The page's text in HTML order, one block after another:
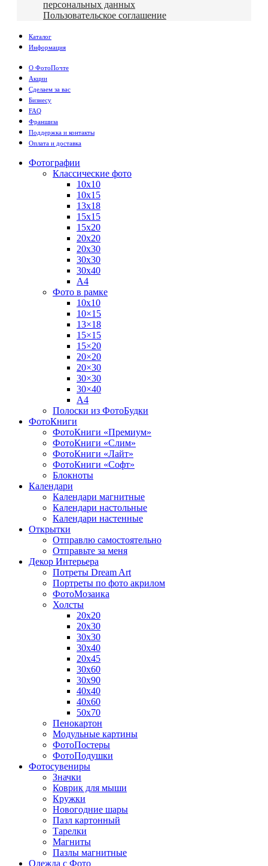
персональных данных
Пользовательское соглашение
Каталог
Информация
О ФотоПочте
Акции
Сделаем за вас
Бизнесу
FAQ
Франшиза
Поддержка и контакты
Оплата и доставка
Фотографии
Классические фото
10х10
10х15
13х18
15х15
15х20
20х20
20х30
30х30
30х40
А4
Фото в рамке
10х10
10×15
13×18
15×15
15×20
20×20
20×30
30×30
30×40
A4
Полоски из ФотоБудки
ФотоКниги
ФотоКниги «Премиум»
ФотоКниги «Слим»
ФотоКниги «Лайт»
ФотоКниги «Софт»
Блокноты
Календари
Календари магнитные
Календари настольные
Календари настенные
Открытки
Отправлю самостоятельно
Отправьте за меня
Декор Интерьера
Потреты Dream Art
Портреты по фото акрилом
ФотоМозаика
Холсты
20х20
20х30
30х30
30х40
20х45
30х60
30х90
40х40
40х60
50х70
Пенокартон
Модульные картины
ФотоПостеры
ФотоПодушки
Фотоcувениры
Значки
Коврик для мыши
Кружки
Новогодние шары
Пазл картонный
Тарелки
Магниты
Пазлы магнитные
Одежда с Фото